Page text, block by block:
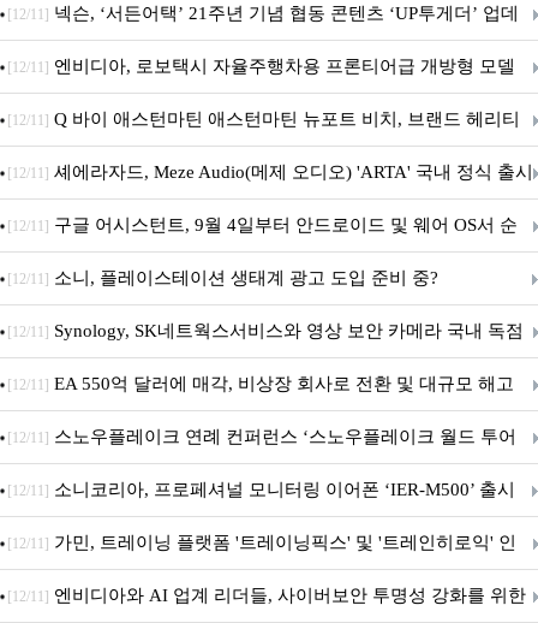
[12/11] 넥슨, ‘서든어택’ 21주년 기념 협동 콘텐츠 ‘UP투게더’ 업데
이트
[12/11] 엔비디아, 로보택시 자율주행차용 프론티어급 개방형 모델
‘알파마요 2 슈퍼’ 상업적 이용 가능
[12/11] Q 바이 애스턴마틴 애스턴마틴 뉴포트 비치, 브랜드 헤리티
지 담은 ‘헤리티지 에디션 컬렉션’ 공개
[12/11] 셰에라자드, Meze Audio(메제 오디오) 'ARTA' 국내 정식 출시
[12/11] 구글 어시스턴트, 9월 4일부터 안드로이드 및 웨어 OS서 순
차 서비스 종료
[12/11] 소니, 플레이스테이션 생태계 광고 도입 준비 중?
[12/11] Synology, SK네트웍스서비스와 영상 보안 카메라 국내 독점
판매 파트너십 체결
[12/11] EA 550억 달러에 매각, 비상장 회사로 전환 및 대규모 해고
전망
[12/11] 스노우플레이크 연례 컨퍼런스 ‘스노우플레이크 월드 투어
서울’ 개최
[12/11] 소니코리아, 프로페셔널 모니터링 이어폰 ‘IER-M500’ 출시
[12/11] 가민, 트레이닝 플랫폼 '트레이닝픽스' 및 '트레인히로익' 인
수로 선수와 코치에 맞춤형 훈련 지원 확대
[12/11] 엔비디아와 AI 업계 리더들, 사이버보안 투명성 강화를 위한